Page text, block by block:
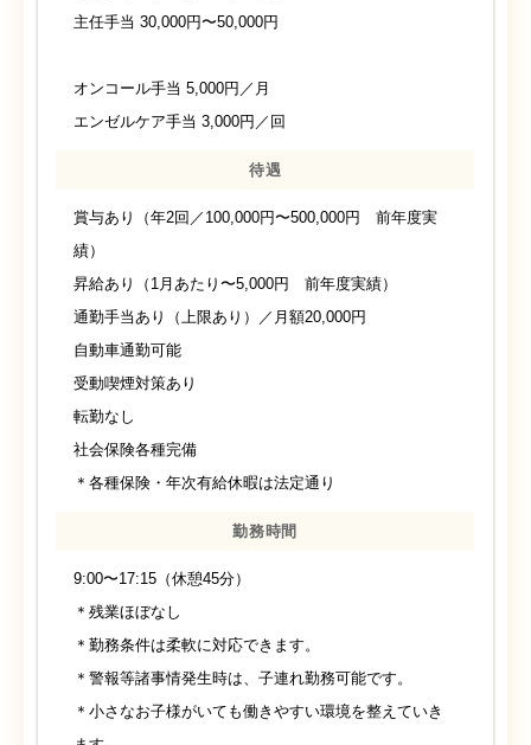
主任手当 30,000円〜50,000円
オンコール手当 5,000円／月
エンゼルケア手当 3,000円／回
待遇
賞与あり（年2回／100,000円〜500,000円 前年度実
績）
昇給あり（1月あたり〜5,000円 前年度実績）
通勤手当あり（上限あり）／月額20,000円
自動車通勤可能
受動喫煙対策あり
転勤なし
社会保険各種完備
＊各種保険・年次有給休暇は法定通り
勤務時間
9:00〜17:15（休憩45分）
＊残業ほぼなし
＊勤務条件は柔軟に対応できます。
＊警報等諸事情発生時は、子連れ勤務可能です。
＊小さなお子様がいても働きやすい環境を整えていき